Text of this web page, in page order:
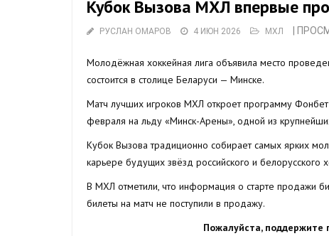
Кубок Вызова МХЛ впервые
РУСЛАН ОМАРОВ 4 ИЮН 2026 МХЛ |
Молодёжная хоккейная лига объявила место
состоится в столице Беларуси — Минске.
Матч лучших игроков МХЛ откроет программу
февраля на льду «Минск-Арены», одной из
Кубок Вызова традиционно собирает самых ярких
карьере будущих звёзд российского и белорусского
В МХЛ отметили, что информация о старте продажи
билеты на матч не поступили в продажу.
Пожалуйста, поддержите